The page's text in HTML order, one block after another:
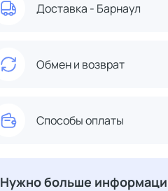
Доставка - Барнаул
Обмен и возврат
Способы оплаты
Нужно больше